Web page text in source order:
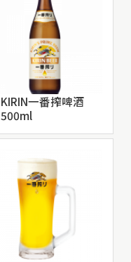
KIRIN一番搾啤酒
500ml